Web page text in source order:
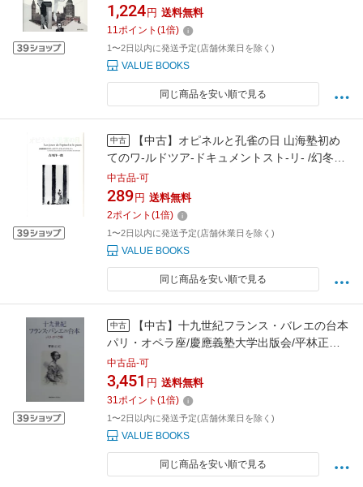
1,224 円 送料無料
11ポイント (1倍)
1〜2日以内に発送予定(店舗休業日を除く)
VALUE BOOKS
同じ商品を安い順で見る
中古
【中古】オピネルと孔雀の日 山海塾初め
てのワ-ルドツア-ドキュメントスト-リ- /幻冬舎
ルネッサンス/吉川洋一郎（単行本）
中古品-可
289 円 送料無料
2ポイント (1倍)
1〜2日以内に発送予定(店舗休業日を除く)
VALUE BOOKS
同じ商品を安い順で見る
中古
【中古】十九世紀フランス・バレエの台本
パリ・オペラ座/慶應義塾大学出版会/平林正司
（単行本）
中古品-可
3,451 円 送料無料
31ポイント (1倍)
1〜2日以内に発送予定(店舗休業日を除く)
VALUE BOOKS
同じ商品を安い順で見る